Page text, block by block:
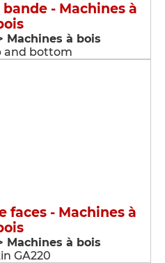
- Machines à
Machines à bois
and bottom
faces - Machines à
Machines à bois
GA220